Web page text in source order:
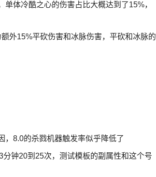
体冷酷之心的伤害占比大概达到了15%，
外15%平砍伤害和冰脉伤害，平砍和冰脉的
，8.0的杀戮机器触发率似乎降低了
钟20到25次，测试模板的副属性和这个号